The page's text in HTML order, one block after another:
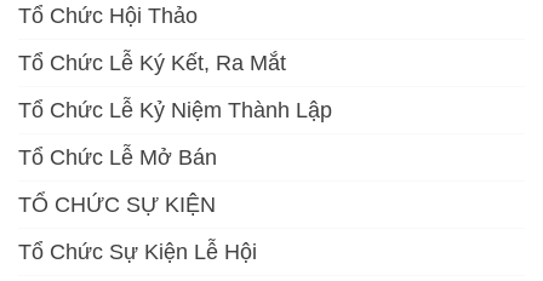
Tổ Chức Hội Thảo
Tổ Chức Lễ Ký Kết, Ra Mắt
Tổ Chức Lễ Kỷ Niệm Thành Lập
Tổ Chức Lễ Mở Bán
TỔ CHỨC SỰ KIỆN
Tổ Chức Sự Kiện Lễ Hội